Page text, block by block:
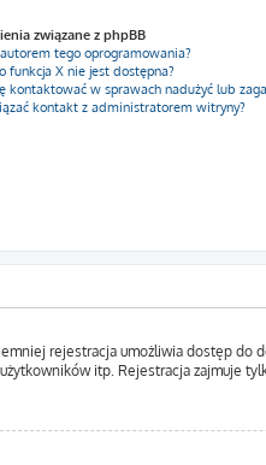
związane z phpBB
tego oprogramowania?
funkcja X nie jest dostępna?
kontaktować w sprawach nadużyć lub
kontakt z administratorem witryny?
rejestracja umożliwia dostęp
itp. Rejestracja zajmuje